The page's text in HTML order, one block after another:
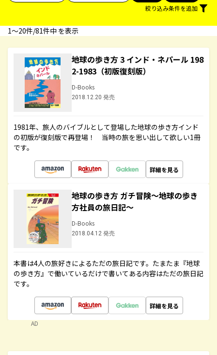
絞り込み条件を追加
1〜20件/81件中 を表示
地球の歩き方 3 インド・ネパール 198
2-1983（初版復刻版）
D-Books
2018.12.20 発売
1981年、旅人のバイブルとして登場した地球の歩き方インド
の初版が復刻版で再登場！ 当時の旅を思い出して欲しい1冊
です。
詳細を見る
地球の歩き方 ガチ冒険～地球の歩き
方社員の旅日記～
D-Books
2018.04.12 発売
本書は4人の旅好きによるただの旅日記です。たまたま『地球
の歩き方』で働いているだけで書いてある内容はただの旅日記
です。
詳細を見る
AD